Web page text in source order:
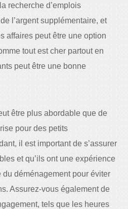
recherche d’emplois
l’argent supplémentaire, et
affaires peut être une option
tout est cher partout en
peut être une bonne
être plus abordable que de
pour des petits
il est important de s’assurer
et qu’ils ont une expérience
déménagement pour éviter
Assurez-vous également de
tels que les heures